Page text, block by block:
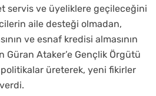
servis ve üyeliklere geçileceğini
aile desteği olmadan,
ve esnaf kredisi almasının
Güran Ataker’e Gençlik Örgütü
üreterek, yeni fikirler